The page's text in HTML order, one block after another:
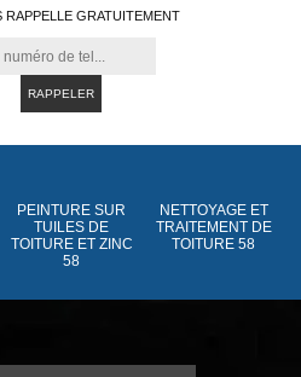
RAPPELLE GRATUITEMENT
PEINTURE SUR
TUILES DE
TOITURE ET ZINC
58
NETTOYAGE ET
TRAITEMENT DE
TOITURE 58